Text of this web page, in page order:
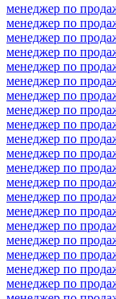
менеджер по
менеджер по
менеджер по
менеджер по
менеджер по
менеджер по
менеджер по
менеджер по
менеджер по
менеджер по
менеджер по
менеджер по
менеджер по
менеджер по
менеджер по
менеджер по
менеджер по
менеджер по
менеджер по
менеджер по